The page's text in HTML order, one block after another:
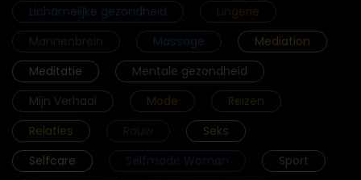
Lichamelijke gezondheid
Lingerie
Mannenbrein
Massage
Mediation
Meditatie
Mentale gezondheid
Mijn Verhaal
Mode
Reizen
Relaties
Rouw
Seks
Selfcare
Selfmade Woman
Sport